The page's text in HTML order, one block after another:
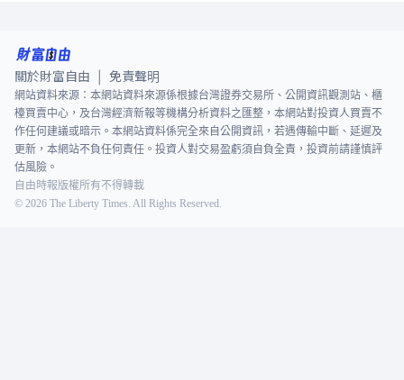
關於財富自由 免責聲明
網站資料來源：本網站資料來源係根據台灣證券交易所、公開資訊觀測站、櫃
檯買賣中心，及台灣經濟新報等機構分析資料之匯整，本網站對投資人買賣不
作任何建議或暗示。本網站資料係完全來自公開資訊，若遇傳輸中斷、延遲及
更新，本網站不負任何責任。投資人對交易盈虧須自負全責，投資前請謹慎評
估風險。
自由時報版權所有不得轉載
© 2026 The Liberty Times. All Rights Reserved.